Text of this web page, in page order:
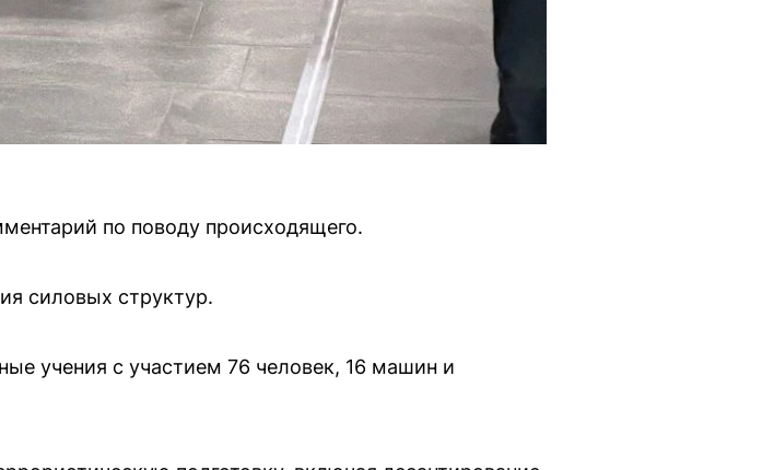
по поводу происходящего.
силовых структур.
учения с участием 76 человек, 16 машин и